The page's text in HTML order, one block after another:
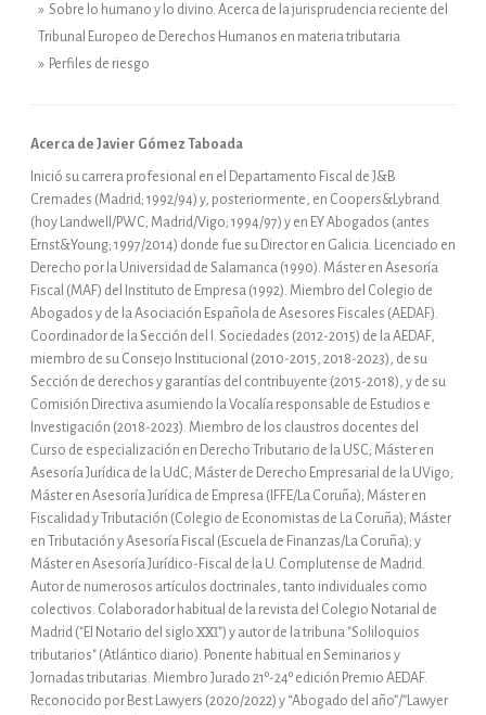
» Sobre lo humano y lo divino. Acerca de la jurisprudencia reciente del
Tribunal Europeo de Derechos Humanos en materia tributaria
» Perfiles de riesgo
Acerca de Javier Gómez Taboada
Inició su carrera profesional en el Departamento Fiscal de J&B
Cremades (Madrid; 1992/94) y, posteriormente, en Coopers&Lybrand
(hoy Landwell/PWC; Madrid/Vigo; 1994/97) y en EY Abogados (antes
Ernst&Young; 1997/2014) donde fue su Director en Galicia. Licenciado en
Derecho por la Universidad de Salamanca (1990). Máster en Asesoría
Fiscal (MAF) del Instituto de Empresa (1992). Miembro del Colegio de
Abogados y de la Asociación Española de Asesores Fiscales (AEDAF).
Coordinador de la Sección del I. Sociedades (2012-2015) de la AEDAF,
miembro de su Consejo Institucional (2010-2015, 2018-2023), de su
Sección de derechos y garantías del contribuyente (2015-2018), y de su
Comisión Directiva asumiendo la Vocalía responsable de Estudios e
Investigación (2018-2023). Miembro de los claustros docentes del
Curso de especialización en Derecho Tributario de la USC; Máster en
Asesoría Jurídica de la UdC; Máster de Derecho Empresarial de la UVigo;
Máster en Asesoría Jurídica de Empresa (IFFE/La Coruña); Máster en
Fiscalidad y Tributación (Colegio de Economistas de La Coruña); Máster
en Tributación y Asesoría Fiscal (Escuela de Finanzas/La Coruña); y
Máster en Asesoría Jurídico-Fiscal de la U. Complutense de Madrid.
Autor de numerosos artículos doctrinales, tanto individuales como
colectivos. Colaborador habitual de la revista del Colegio Notarial de
Madrid ("El Notario del siglo XXI") y autor de la tribuna "Soliloquios
tributarios" (Atlántico diario). Ponente habitual en Seminarios y
Jornadas tributarias. Miembro Jurado 21º-24º edición Premio AEDAF.
Reconocido por Best Lawyers (2020/2022) y “Abogado del año”/”Lawyer